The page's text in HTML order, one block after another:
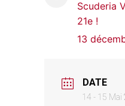
Scuderia
21e !
13
DATE
14 - 15 Mai